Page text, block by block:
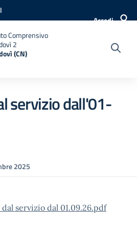
Accedi
Comprensivo
2
(CN)
servizio dall'01-
2025
servizio dal 01.09.26.pdf